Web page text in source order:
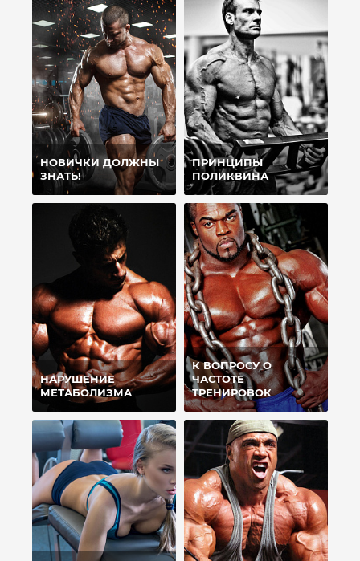
НОВИЧКИ ДОЛЖНЫ
ЗНАТЬ!
ПРИНЦИПЫ
ПОЛИКВИНА
НАРУШЕНИЕ
МЕТАБОЛИЗМА
К ВОПРОСУ О
ЧАСТОТЕ
ТРЕНИРОВОК